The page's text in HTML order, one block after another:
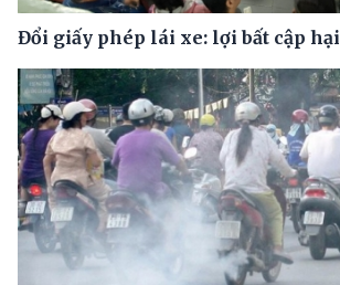
Đổi giấy phép lái xe: lợi bất cập hại